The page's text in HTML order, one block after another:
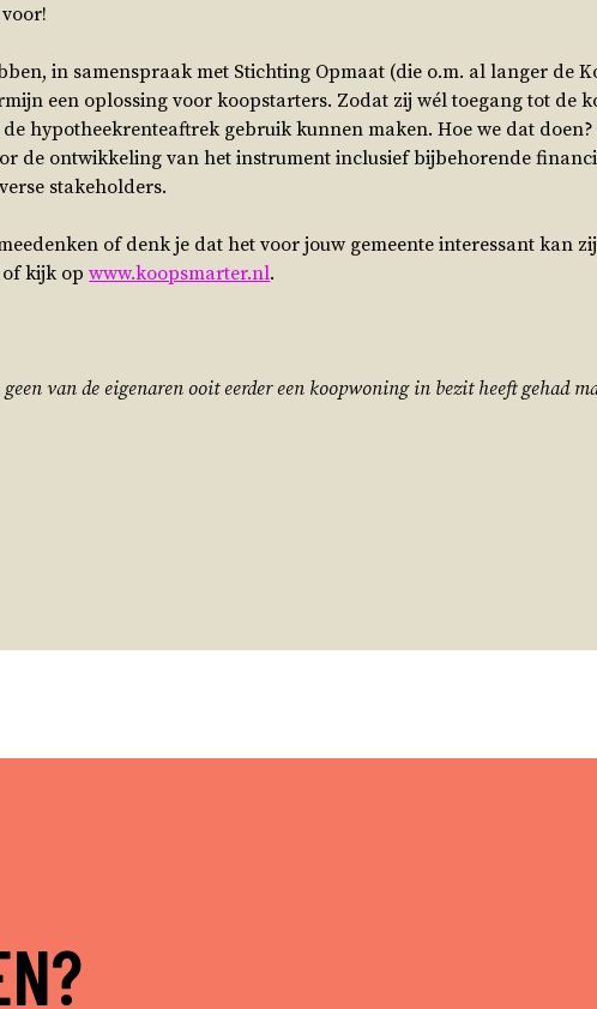
in samenspraak met Stichting Opmaat (die o.m. al langer de
een oplossing voor koopstarters. Zodat zij wél toegang tot de
hypotheekrenteaftrek gebruik kunnen maken. Hoe we dat
de ontwikkeling van het instrument inclusief bijbehorende
stakeholders.
of denk je dat het voor jouw gemeente interessant kan
of kijk opwww.koopsmarter.nl.
van de eigenaren ooit eerder een koopwoning in bezit heeft gehad